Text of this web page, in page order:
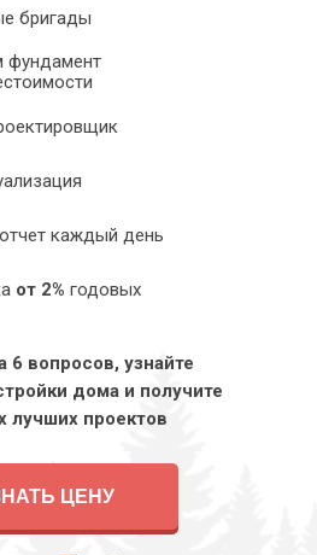
бригады
ЦЕНУ
фундамент
каждый день
6 вопросов, узнайте
дома и получите
лучших проектов
от 2% годовых